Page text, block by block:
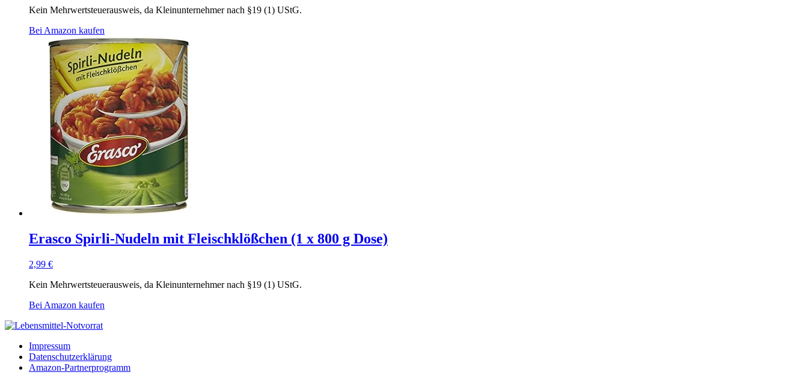
Kein Mehrwertsteuerausweis, da Kleinunternehmer nach §19 (1) UStG.
Bei Amazon kaufen
Erasco Spirli-Nudeln mit Fleischklößchen (1 x 800 g Dose)
2,99 €
Kein Mehrwertsteuerausweis, da Kleinunternehmer nach §19 (1) UStG.
Bei Amazon kaufen
Impressum
Datenschutzerklärung
Amazon-Partnerprogramm